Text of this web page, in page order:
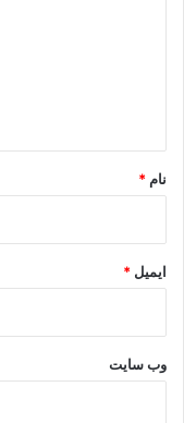
نام *
ایمیل *
وب‌ سایت